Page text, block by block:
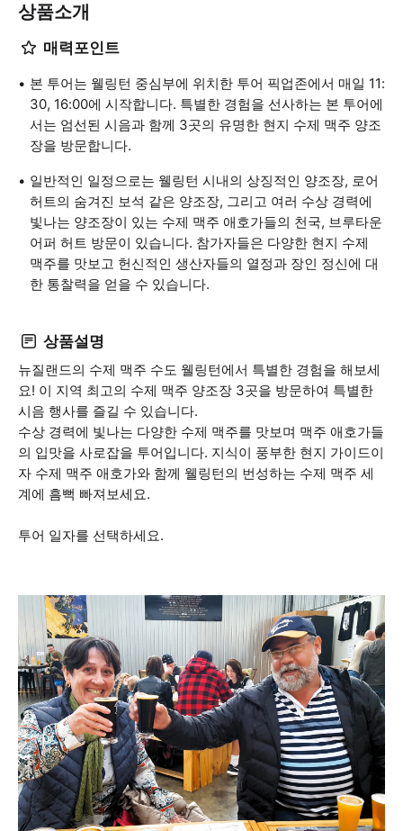
상품소개
매력포인트
본 투어는 웰링턴 중심부에 위치한 투어 픽업존에서 매일 11:
30, 16:00에 시작합니다. 특별한 경험을 선사하는 본 투어에
서는 엄선된 시음과 함께 3곳의 유명한 현지 수제 맥주 양조
장을 방문합니다.
일반적인 일정으로는 웰링턴 시내의 상징적인 양조장, 로어
허트의 숨겨진 보석 같은 양조장, 그리고 여러 수상 경력에
빛나는 양조장이 있는 수제 맥주 애호가들의 천국, 브루타운
어퍼 허트 방문이 있습니다. 참가자들은 다양한 현지 수제
맥주를 맛보고 헌신적인 생산자들의 열정과 장인 정신에 대
한 통찰력을 얻을 수 있습니다.
상품설명
뉴질랜드의 수제 맥주 수도 웰링턴에서 특별한 경험을 해보세
요! 이 지역 최고의 수제 맥주 양조장 3곳을 방문하여 특별한
시음 행사를 즐길 수 있습니다.
수상 경력에 빛나는 다양한 수제 맥주를 맛보며 맥주 애호가들
의 입맛을 사로잡을 투어입니다. 지식이 풍부한 현지 가이드이
자 수제 맥주 애호가와 함께 웰링턴의 번성하는 수제 맥주 세
계에 흠뻑 빠져보세요.
투어 일자를 선택하세요.